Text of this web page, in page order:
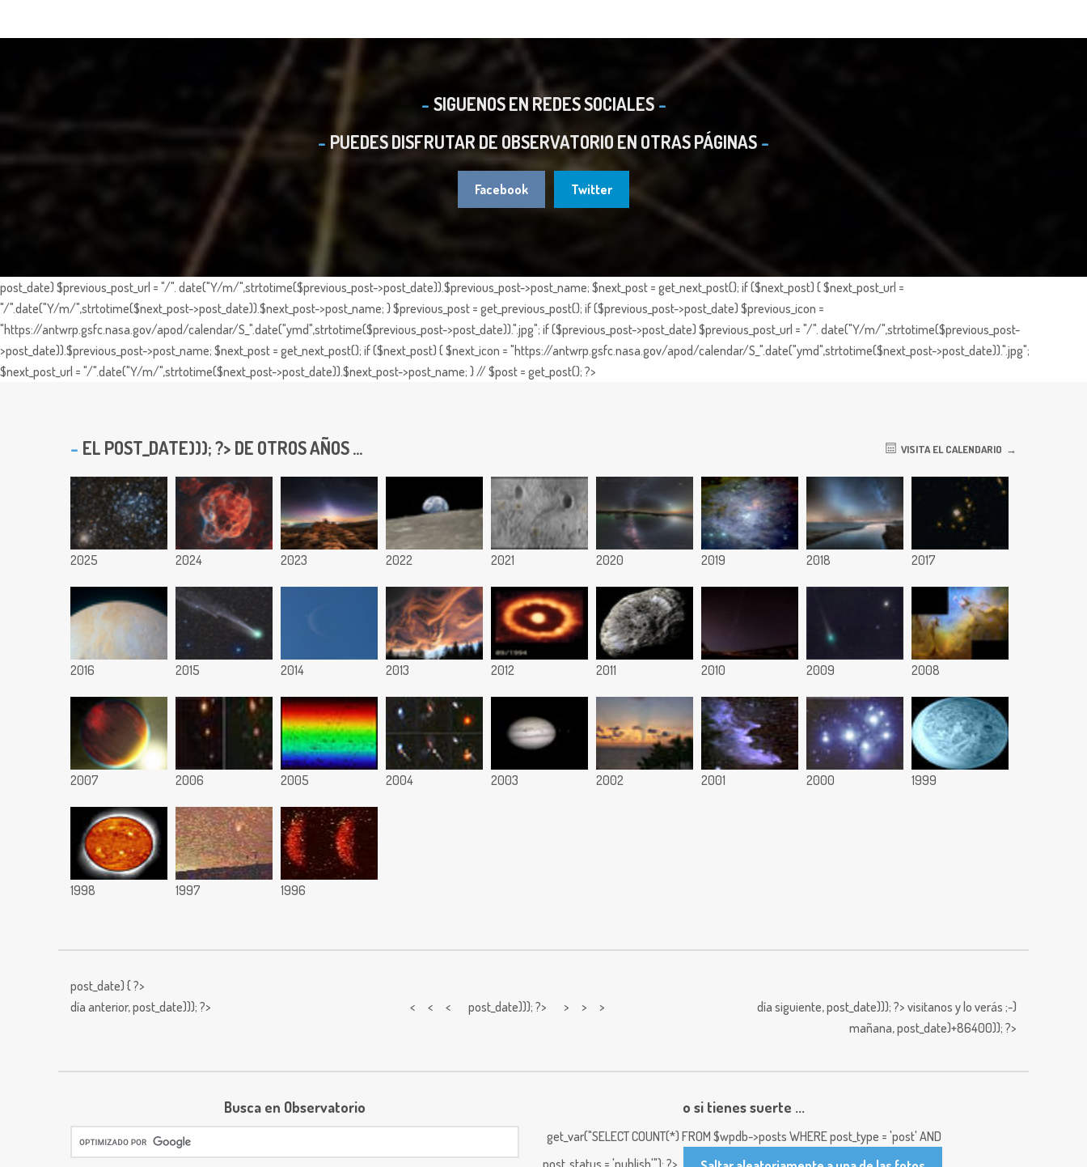
SIGUENOS EN REDES SOCIALES
PUEDES DISFRUTAR DE OBSERVATORIO EN OTRAS PÁGINAS
Facebook Twitter
post_date) $previous_post_url = "/". date("Y/m/",strtotime($previous_post->post_date)).$previous_post->post_name; $next_post = get_next_post(); if ($next_post) { $next_post_url =
"/".date("Y/m/",strtotime($next_post->post_date)).$next_post->post_name; } $previous_post = get_previous_post(); if ($previous_post->post_date) $previous_icon =
"https://antwrp.gsfc.nasa.gov/apod/calendar/S_".date("ymd",strtotime($previous_post->post_date)).".jpg"; if ($previous_post->post_date) $previous_post_url = "/". date("Y/m/",strtotime($previous_post-
>post_date)).$previous_post->post_name; $next_post = get_next_post(); if ($next_post) { $next_icon = "https://antwrp.gsfc.nasa.gov/apod/calendar/S_".date("ymd",strtotime($next_post->post_date)).".jpg";
$next_post_url = "/".date("Y/m/",strtotime($next_post->post_date)).$next_post->post_name; } // $post = get_post(); ?>
EL POST_DATE))); ?> DE OTROS AÑOS ... VISITA EL CALENDARIO
2025 2024 2023 2022 2021 2020 2019 2018 2017
2016 2015 2014 2013 2012 2011 2010 2009 2008
2007 2006 2005 2004 2003 2002 2001 2000 1999
1998 1997 1996
post_date) { ?>
día anterior,post_date))); ?> < < < post_date))); ?> > > > día siguiente,post_date))); ?> visitanos y lo verás ;-)
mañana,post_date)+86400)); ?>
Busca en Observatorio o si tienes suerte ...
get_var("SELECT COUNT(*) FROM $wpdb->posts WHERE post_type = 'post' AND
post_status = 'publish'"); ?>